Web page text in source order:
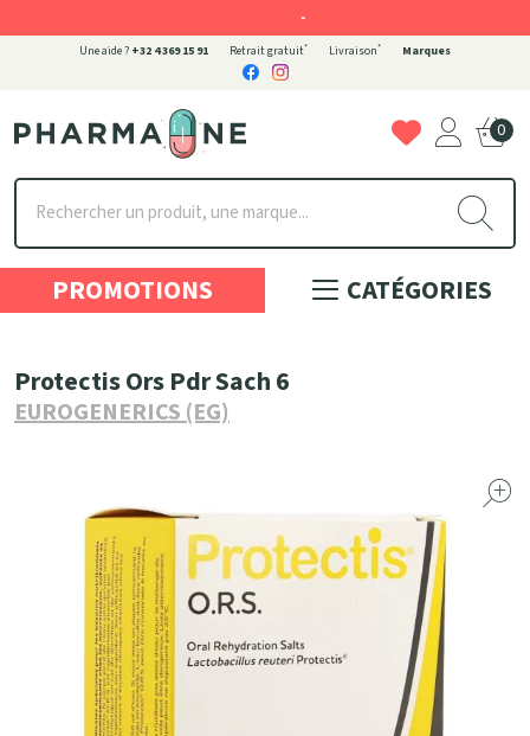
Une aide ? +32 4 369 15 91 Retrait gratuit* Livraison* Marques
Pharmaone Votre pharmacie en ligne à votre service
0
PROMOTIONS CATÉGORIES
Protectis Ors Pdr Sach 6
EUROGENERICS (EG)